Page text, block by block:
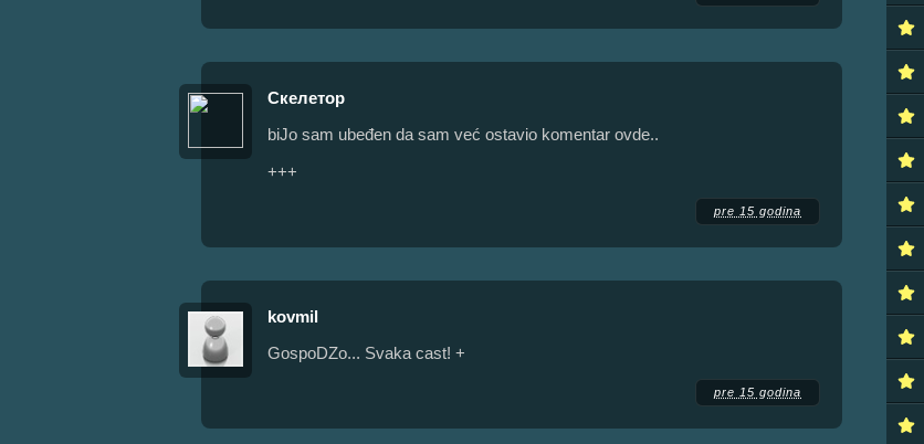
Скелетор
biJo sam ubeđen da sam već ostavio komentar ovde..
+++
pre 15 godina
kovmil
GospoDZo... Svaka cast! +
pre 15 godina